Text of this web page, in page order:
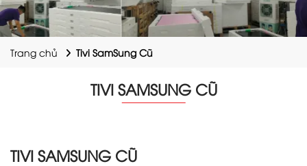
Trang chủ Tivi SamSung Cũ
TIVI SAMSUNG CŨ
TIVI SAMSUNG CŨ